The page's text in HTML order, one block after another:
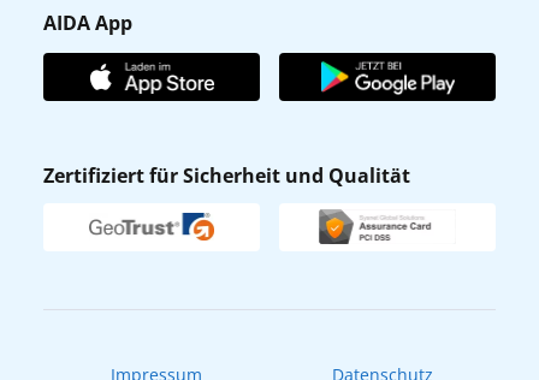
Affiliateprogramm
Verhaltens- & Ethikkodex
Newsletter
Gästefragebogen
AIDA Club
AIDA App
AIDA App
Zertifiziert für Sicherheit und Qualität
Impressum
Datenschutz